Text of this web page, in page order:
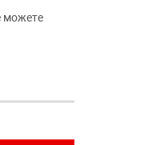
можете